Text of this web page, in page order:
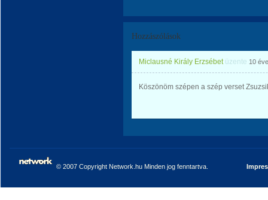
Hozzászólások
Miclausné Király Erzsébetüzente 10 éve
Köszönöm szépen a szép verset
© 2007 Copyright Network.hu Minden jog fenntartva.